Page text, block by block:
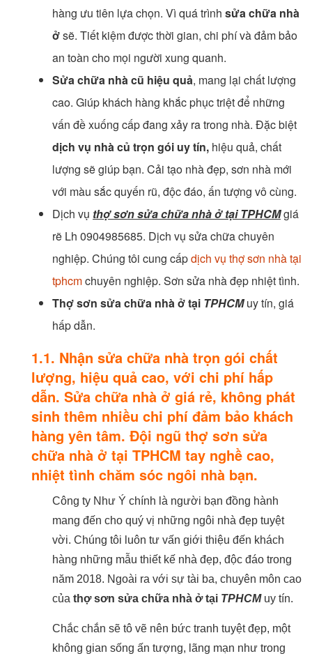
hàng ưu tiên lựa chọn. Vì quá trình sửa chữa nhà
ởsẽ. Tiết kiệm được thời gian, chi phí và đảm bảo
an toàn cho mọi người xung quanh.
Sửa chữa nhà cũ hiệu quả, mang lại chất lượng
cao. Giúp khách hàng khắc phục triệt để những
vấn đề xuống cấp đang xảy ra trong nhà. Đặc biệt
dịch vụ nhà củ trọn gói uy tín, hiệu quả, chất
lượng sẽ giúp bạn. Cải tạo nhà đẹp, sơn nhà mới
với màu sắc quyến rũ, độc đáo, ấn tượng vô cùng.
Dịch vụ thợ sơn sửa chữa nhà ở tại TPHCMgiá
rẽ Lh 0904985685. Dịch vụ sửa chữa chuyên
nghiệp. Chúng tôi cung cấpdịch vụ thợ sơn nhà tại
tphcmchuyên nghiệp. Sơn sửa nhà đẹp nhiệt tình.
Thợ sơn sửa chữa nhà ở tại TPHCMuy tín, giá
hấp dẫn.
1.1. Nhận sửa chữa nhà trọn gói chất
lượng, hiệu quả cao, với chi phí hấp
dẫn. Sửa chữa nhà ở giá rẻ, không phát
sinh thêm nhiều chi phí đảm bảo khách
hàng yên tâm. Đội ngũ thợ sơn sửa
chữa nhà ở tại TPHCM tay nghề cao,
nhiệt tình chăm sóc ngôi nhà bạn.
Công ty Như Ý chính là người bạn đồng hành
mang đến cho quý vị những ngôi nhà đẹp tuyệt
vời. Chúng tôi luôn tư vấn giới thiệu đến khách
hàng những mẫu thiết kế nhà đẹp, độc đáo trong
năm 2018. Ngoài ra với sự tài ba, chuyên môn cao
của thợ sơn sửa chữa nhà ở tại TPHCMuy tín.
Chắc chắn sẽ tô vẽ nên bức tranh tuyệt đẹp, một
không gian sống ấn tượng, lãng mạn như trong